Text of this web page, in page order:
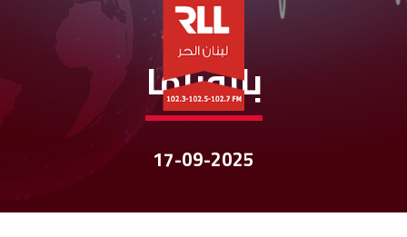
نشرات الأخبار
بانوراما
17-09-2025